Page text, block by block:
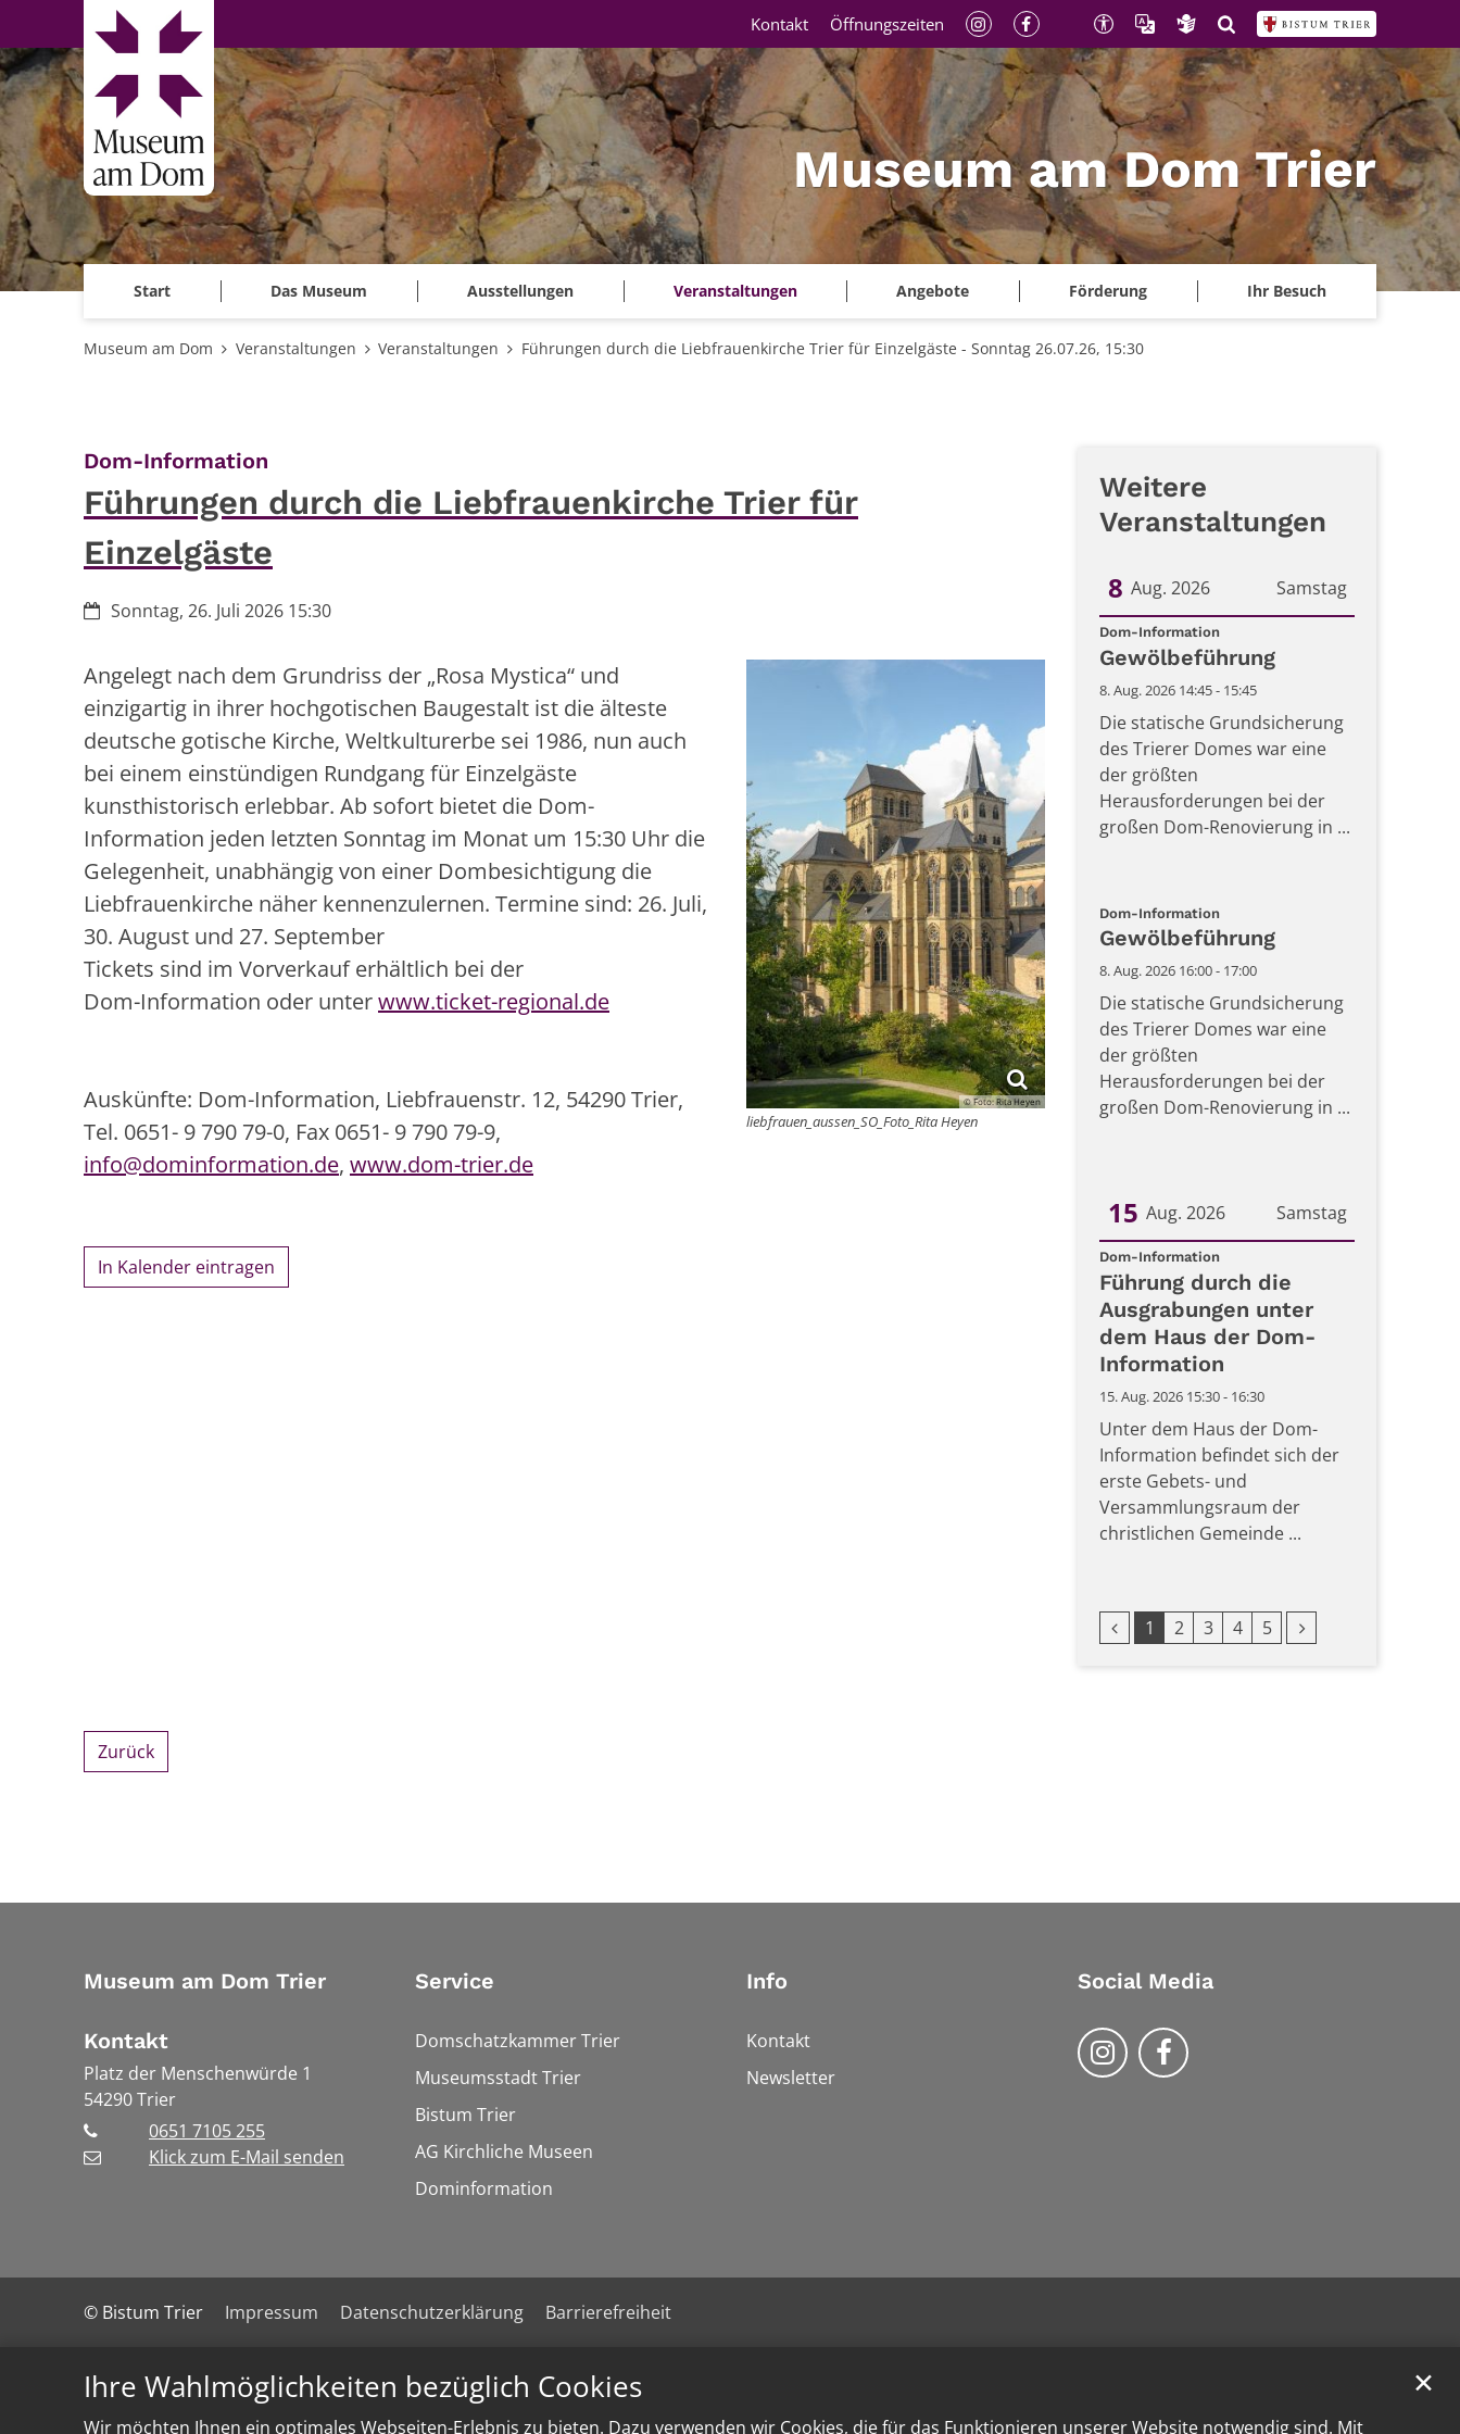
Ihre Wahlmöglichkeiten bezüglich Cookies
Wir möchten Ihnen ein optimales Webseiten-Erlebnis zu bieten. Dazu verwenden wir Cookies, die für das Funktionieren unserer Website notwendig sind. Mit
✕
Zum Inhalt springen
Museum am Dom Trier
Start Das Museum Ausstellungen Veranstaltungen Angebote Förderung Ihr Besuch
Kontakt Öffnungszeiten
Museum am Dom Veranstaltungen Veranstaltungen Führungen durch die Liebfrauenkirche Trier für Einzelgäste - Sonntag 26.07.26, 15:30
Dom-Information
Führungen durch die Liebfrauenkirche Trier für
Einzelgäste
Datum:Sonntag, 26. Juli 2026 15:30
© Foto: Rita Heyen
liebfrauen_aussen_SO_Foto_Rita Heyen
Angelegt nach dem Grundriss der „Rosa Mystica“ und
einzigartig in ihrer hochgotischen Baugestalt ist die älteste
deutsche gotische Kirche, Weltkulturerbe sei 1986, nun auch
bei einem einstündigen Rundgang für Einzelgäste
kunsthistorisch erlebbar. Ab sofort bietet die Dom-
Information jeden letzten Sonntag im Monat um 15:30 Uhr die
Gelegenheit, unabhängig von einer Dombesichtigung die
Liebfrauenkirche näher kennenzulernen. Termine sind: 26. Juli,
30. August und 27. September
Tickets sind im Vorverkauf erhältlich bei der
Dom-Information oder unterwww.ticket-regional.de
Auskünfte: Dom-Information, Liebfrauenstr. 12, 54290 Trier,
Tel. 0651- 9 790 79-0, Fax 0651- 9 790 79-9,
info@dominformation.de, www.dom-trier.de
In Kalender eintragen
Weitere
Veranstaltungen
Samstag
8 Aug. 2026
Datum: 8. August 2026
Dom-Information:
Gewölbeführung
8. Aug. 2026 14:45 - 15:45
Die statische Grundsicherung
des Trierer Domes war eine
der größten
Herausforderungen bei der
großen Dom-Renovierung in ...
Dom-Information:
Gewölbeführung
8. Aug. 2026 16:00 - 17:00
Die statische Grundsicherung
des Trierer Domes war eine
der größten
Herausforderungen bei der
großen Dom-Renovierung in ...
Samstag
15 Aug. 2026
Datum: 15. August 2026
Dom-Information:
Führung durch die
Ausgrabungen unter
dem Haus der Dom-
Information
15. Aug. 2026 15:30 - 16:30
Unter dem Haus der Dom-
Information befindet sich der
erste Gebets- und
Versammlungsraum der
christlichen Gemeinde ...
Vorherige Seite
1 2 3 4 5 Nächste Seite
Zurück
Museum am Dom Trier
Kontakt
Platz der Menschenwürde 1
54290Trier
0651 7105 255
Klick zum E-Mail senden
Service
Domschatzkammer Trier
Museumsstadt Trier
Bistum Trier
AG Kirchliche Museen
Dominformation
Info
Kontakt
Newsletter
Social Media
Bistum Trier auf Instragram
Bistum Trier auf Facebook
© Bistum Trier Impressum Datenschutzerklärung Barrierefreiheit